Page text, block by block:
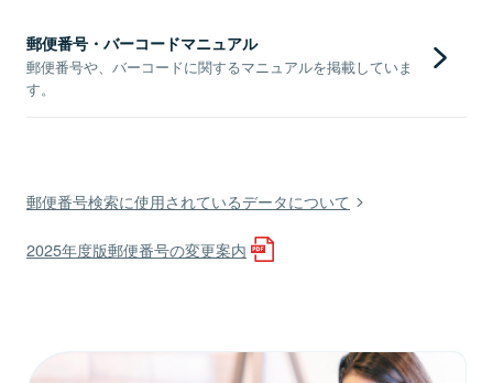
郵便番号・バーコードマニュアル
郵便番号や、バーコードに関するマニュアルを掲載していま
す。
郵便番号検索に使用されているデータについて
2025年度版郵便番号の変更案内